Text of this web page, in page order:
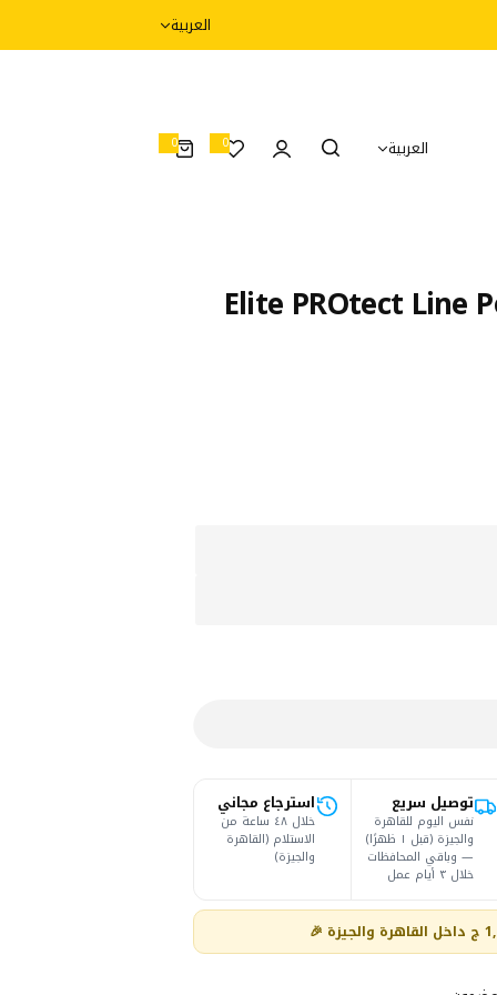
العربية
العربية 0
00
أ
Elite PROtect Line
توصيل سريع
نفس اليوم للقاهرة
والجيزة (قبل ١ ظهرًا)
— وباقي المحافظات
خلال ٣ أيام عمل
استرجاع مجاني
خلال ٤٨ ساعة من
الاستلام (القاهرة
والجيزة)